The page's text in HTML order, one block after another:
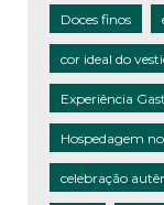
Doces finos
cor ideal do
Experiência
Hospedagem
celebração